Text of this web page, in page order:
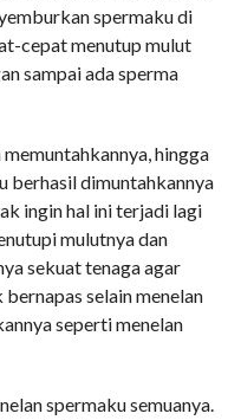
spermaku di
cepat menutup mulut
sampai ada sperma
hingga
berhasil dimuntahkannya
ingin hal ini terjadi lagi
mulutnya dan
sekuat tenaga agar
selain menelan
seperti menelan
spermaku semuanya.